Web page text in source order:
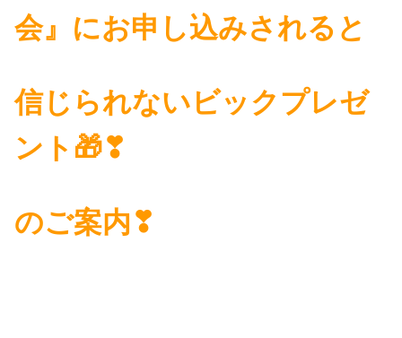
会』にお申し込みされると
信じられないビックプレゼ
ント🎁❣
のご案内❣